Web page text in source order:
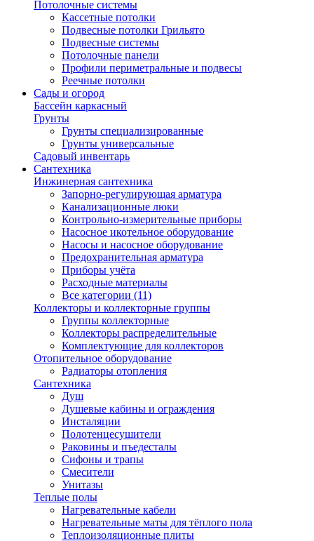
Потолочные системы
Кассетные потолки
Подвесные потолки Грильято
Подвесные системы
Потолочные панели
Профили периметральные и подвесы
Реечные потолки
Сады и огород
Бассейн каркасный
Грунты
Грунты специализированные
Грунты универсальные
Садовый инвентарь
Сантехника
Инжинерная сантехника
Запорно-регулирующая арматура
Канализационные люки
Контрольно-измерительные приборы
Насосное икотельное оборудование
Насосы и насосное оборудование
Предохранительная арматура
Приборы учёта
Расходные материалы
Все категории (11)
Коллекторы и коллекторные группы
Группы коллекторные
Коллекторы распределительные
Комплектующие для коллекторов
Отопительное оборудование
Радиаторы отопления
Сантехника
Душ
Душевые кабины и ограждения
Инсталяции
Полотенцесушители
Раковины и пъедесталы
Сифоны и трапы
Смесители
Унитазы
Теплые полы
Нагревательные кабели
Нагревательные маты для тёплого пола
Теплоизоляционные плиты